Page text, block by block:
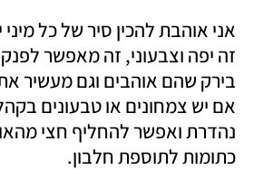
כתומות לתוספת חלבון.